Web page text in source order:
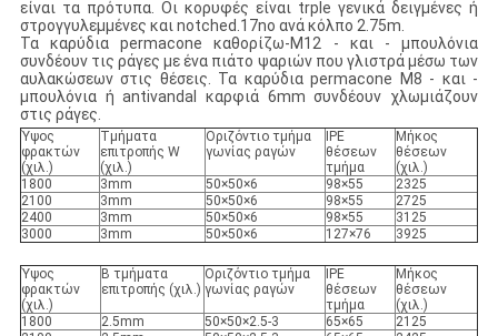
είναι τα πρότυπα. Οι κορυφές είναι trple γενικά δειγμένες ή
στρογγυλεμμένες και notched.17no ανά κόλπο 2.75m.
Τα καρύδια permacone καθορίζω-M12 - και - μπουλόνια
συνδέουν τις ράγες με ένα πιάτο ψαριών που γλιστρά μέσω των
αυλακώσεων στις θέσεις. Τα καρύδια permacone M8 - και -
μπουλόνια ή antivandal καρφιά 6mm συνδέουν χλωμιάζουν
στις ράγες.
Ύψος
φρακτών
(χιλ.)
Τμήματα
επιτροπής W
(χιλ.)
Οριζόντιο τμήμα
γωνίας ραγών
IPE
θέσεων
τμήμα
Μήκος
θέσεων
(χιλ.)
1800
3mm 50×50×6 98×55
2325
2100
3mm 50×50×6 98×55
2725
2400
3mm 50×50×6 98×55
3125
3000
3mm 50×50×6 127×76 3925
Ύψος
φρακτών
(χιλ.)
Β τμήματα
επιτροπής (χιλ.)
Οριζόντιο τμήμα
γωνίας ραγών
IPE
θέσεων
τμήμα
Μήκος
θέσεων
(χιλ.)
1800
2.5mm 50×50×2.5-3 65×65
2125